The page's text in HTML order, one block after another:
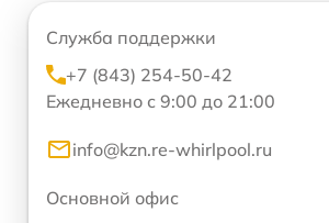
Служба поддержки
+7 (843) 254-50-42
Ежедневно с 9:00 до 21:00
info@kzn.re-whirlpool.ru
Основной офис